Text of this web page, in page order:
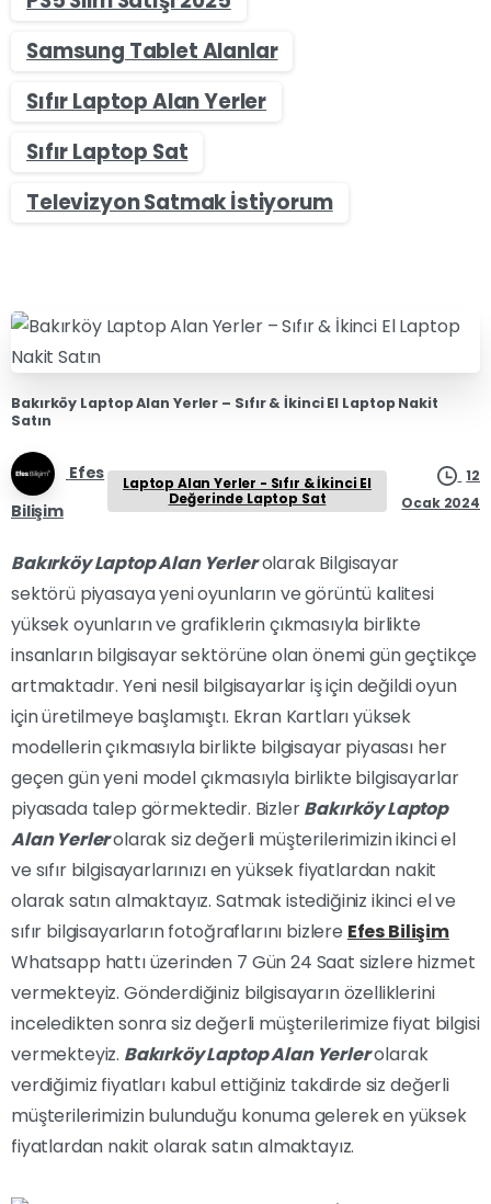
Samsung Tablet Alanlar
Sıfır Laptop Alan Yerler
Sıfır Laptop Sat
Televizyon Satmak İstiyorum
Bakırköy Laptop Alan Yerler – Sıfır & İkinci El Laptop Nakit
Satın
Efes
Bilişim
Laptop Alan Yerler - Sıfır & İkinci El
Değerinde Laptop Sat
12
Ocak 2024
Bakırköy Laptop Alan Yerlerolarak Bilgisayar
sektörü piyasaya yeni oyunların ve görüntü kalitesi
yüksek oyunların ve grafiklerin çıkmasıyla birlikte
insanların bilgisayar sektörüne olan önemi gün geçtikçe
artmaktadır. Yeni nesil bilgisayarlar iş için değildi oyun
için üretilmeye başlamıştı. Ekran Kartları yüksek
modellerin çıkmasıyla birlikte bilgisayar piyasası her
geçen gün yeni model çıkmasıyla birlikte bilgisayarlar
piyasada talep görmektedir. BizlerBakırköy Laptop
Alan Yerlerolarak siz değerli müşterilerimizin ikinci el
ve sıfır bilgisayarlarınızı en yüksek fiyatlardan nakit
olarak satın almaktayız. Satmak istediğiniz ikinci el ve
sıfır bilgisayarların fotoğraflarını bizlere Efes Bilişim
Whatsapp hattı üzerinden 7 Gün 24 Saat sizlere hizmet
vermekteyiz. Gönderdiğiniz bilgisayarın özelliklerini
inceledikten sonra siz değerli müşterilerimize fiyat bilgisi
vermekteyiz. Bakırköy Laptop Alan Yerlerolarak
verdiğimiz fiyatları kabul ettiğiniz takdirde siz değerli
müşterilerimizin bulunduğu konuma gelerek en yüksek
fiyatlardan nakit olarak satın almaktayız.